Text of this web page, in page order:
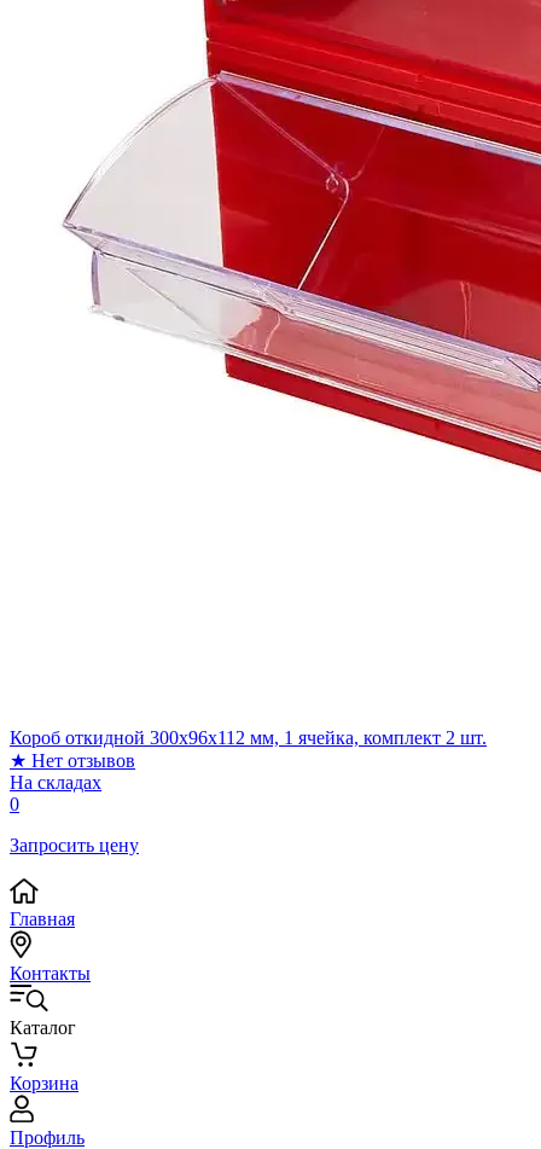
Короб откидной 300х96х112 мм, 1 ячейка, комплект 2 шт.
★ Нет отзывов
На складах
0
Запросить цену
Главная
Контакты
Каталог
Корзина
Профиль